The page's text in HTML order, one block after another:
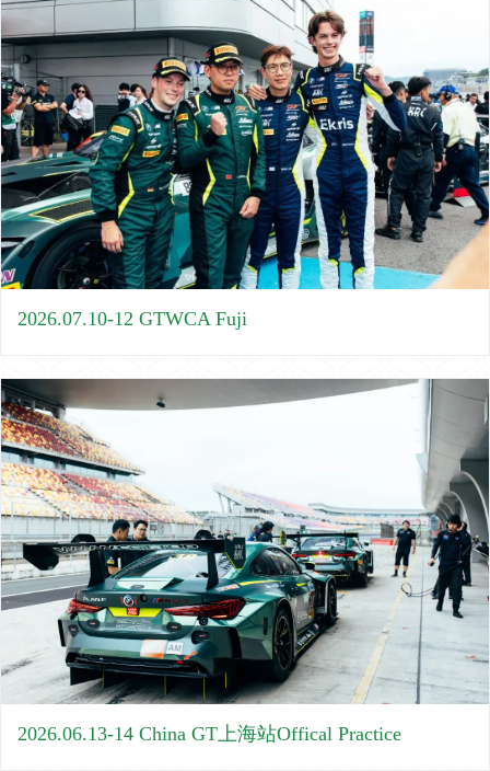
2026.07.10-12 GTWCA Fuji
2026.06.13-14 China GT上海站Offical Practice